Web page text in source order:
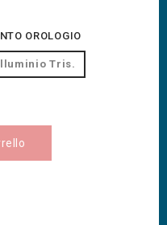
OROLOGIO
Tris.